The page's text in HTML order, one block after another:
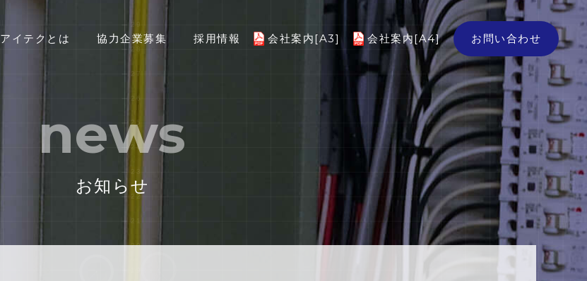
アイテクとは 協力企業募集 採用情報 会社案内[A3] 会社案内[A4] お問い合わせ
news
お知らせ